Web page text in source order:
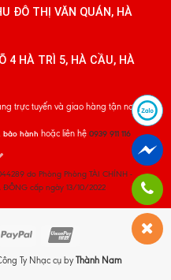
ĐÔ THỊ VĂN QUÁN, HÀ
4 HÀ TRÌ 5, HÀ CẦU, HÀ
trực tuyến và giao hàng tận nơi
bảo hành hoặc liên hệ 0939 911 116
do Phòng Phòng TÀI CHÍNH -
ĐÔNG cấp ngày 13/10/2022
Ty Nhạc cụ by Thành Nam